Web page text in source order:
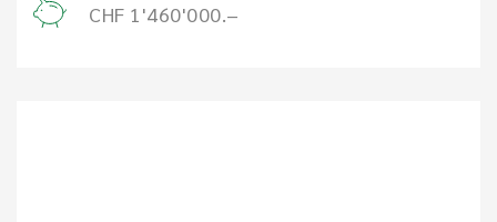
CHF 1'460'000.–